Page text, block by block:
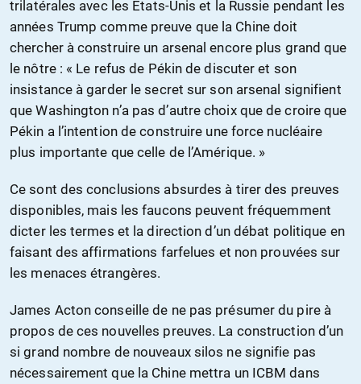
trilatérales avec les États-Unis et la Russie pendant les
années Trump comme preuve que la Chine doit
chercher à construire un arsenal encore plus grand que
le nôtre : « Le refus de Pékin de discuter et son
insistance à garder le secret sur son arsenal signifient
que Washington n’a pas d’autre choix que de croire que
Pékin a l’intention de construire une force nucléaire
plus importante que celle de l’Amérique. »
Ce sont des conclusions absurdes à tirer des preuves
disponibles, mais les faucons peuvent fréquemment
dicter les termes et la direction d’un débat politique en
faisant des affirmations farfelues et non prouvées sur
les menaces étrangères.
James Acton conseille de ne pas présumer du pire à
propos de ces nouvelles preuves. La construction d’un
si grand nombre de nouveaux silos ne signifie pas
nécessairement que la Chine mettra un ICBM dans